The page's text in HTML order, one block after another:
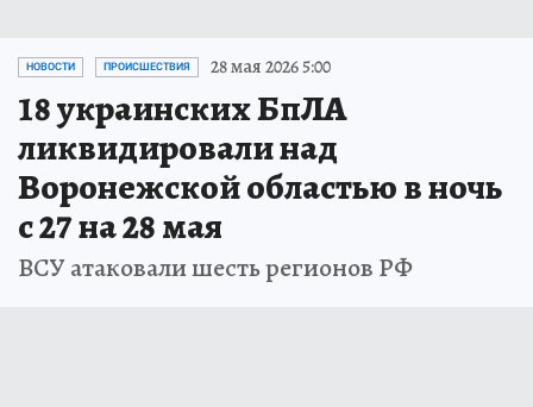
НОВОСТИ ПРОИСШЕСТВИЯ 28 мая 2026 5:00
18 украинских БпЛА
ликвидировали над
Воронежской областью в ночь
с 27 на 28 мая
ВСУ атаковали шесть регионов РФ